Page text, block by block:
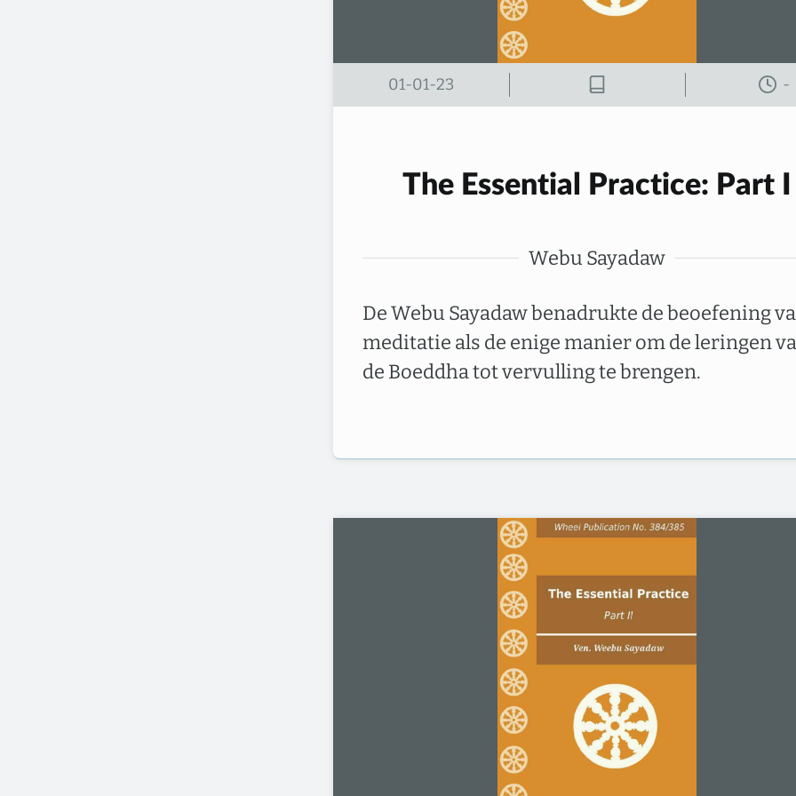
01-01-23 -
The Essential Practice: Part I
Webu Sayadaw
De Webu Sayadaw benadrukte de beoefening
meditatie als de enige manier om de leringen
de Boeddha tot vervulling te brengen.